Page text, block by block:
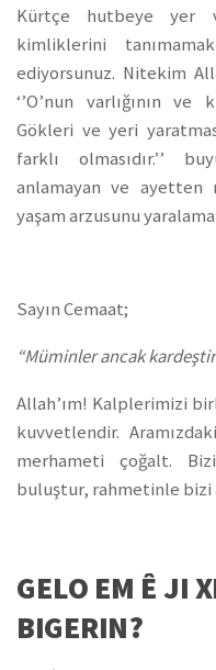
Kürtçe hutbeye yer
kimliklerini
ediyorsunuz. Nitekim
‘’O’nun varlığının
Gökleri ve yeri
farklı olmasıdır.’’
anlamayan ve ayetten
yaşam arzusunu
Sayın Cemaat;
“Müminler ancak
Allah’ım! Kalplerimizi
kuvvetlendir.
merhameti çoğalt.
buluştur, rahmetinle
GELO EM Ê JI
BIGERIN?